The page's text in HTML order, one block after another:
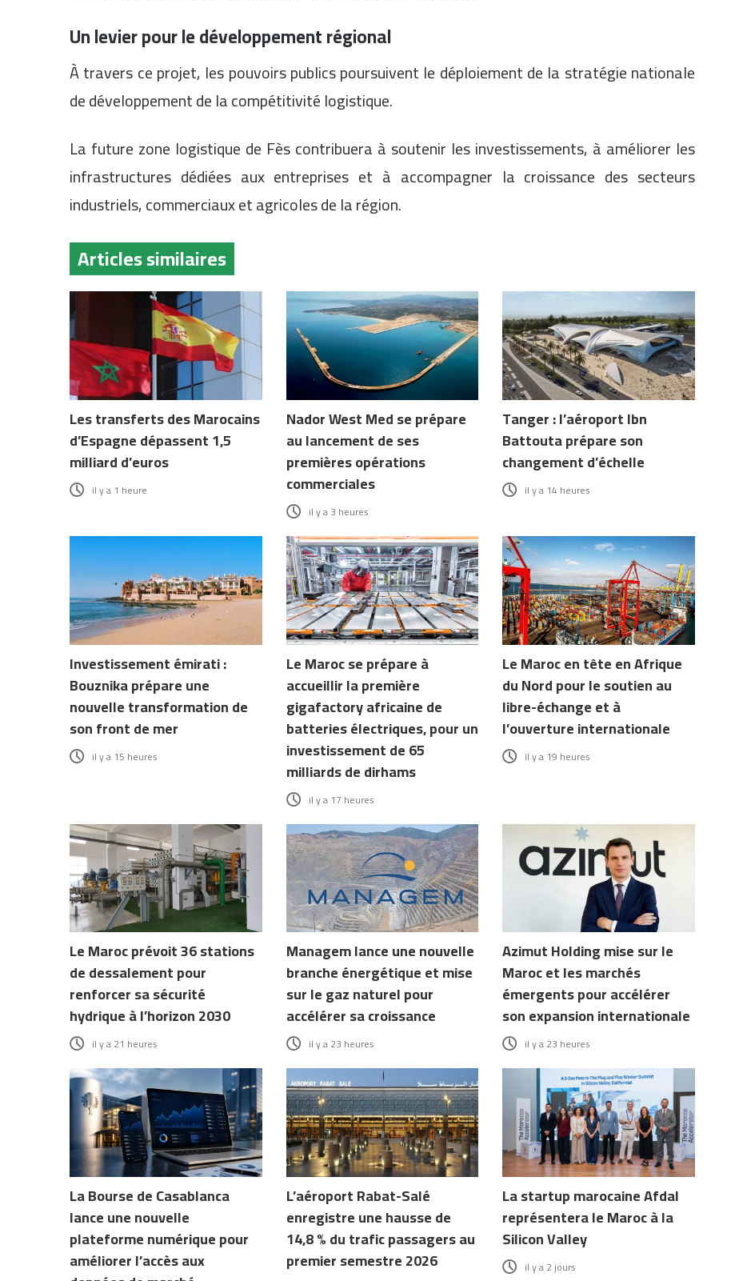
Un levier pour le développement régional
À travers ce projet, les pouvoirs publics poursuivent le déploiement de la stratégie nationale
de développement de la compétitivité logistique.
La future zone logistique de Fès contribuera à soutenir les investissements, à améliorer les
infrastructures dédiées aux entreprises et à accompagner la croissance des secteurs
industriels, commerciaux et agricoles de la région.
Articles similaires
Les transferts des Marocains
d’Espagne dépassent 1,5
milliard d’euros
il y a 1 heure
Nador West Med se prépare
au lancement de ses
premières opérations
commerciales
il y a 3 heures
Tanger : l’aéroport Ibn
Battouta prépare son
changement d’échelle
il y a 14 heures
Investissement émirati :
Bouznika prépare une
nouvelle transformation de
son front de mer
il y a 15 heures
Le Maroc se prépare à
accueillir la première
gigafactory africaine de
batteries électriques, pour un
investissement de 65
milliards de dirhams
il y a 17 heures
Le Maroc en tête en Afrique
du Nord pour le soutien au
libre-échange et à
l’ouverture internationale
il y a 19 heures
Le Maroc prévoit 36 stations
de dessalement pour
renforcer sa sécurité
hydrique à l’horizon 2030
il y a 21 heures
Managem lance une nouvelle
branche énergétique et mise
sur le gaz naturel pour
accélérer sa croissance
il y a 23 heures
Azimut Holding mise sur le
Maroc et les marchés
émergents pour accélérer
son expansion internationale
il y a 23 heures
La Bourse de Casablanca
lance une nouvelle
plateforme numérique pour
améliorer l’accès aux
L’aéroport Rabat-Salé
enregistre une hausse de
14,8 % du trafic passagers au
premier semestre 2026
La startup marocaine Afdal
représentera le Maroc à la
Silicon Valley
il y a 2 jours